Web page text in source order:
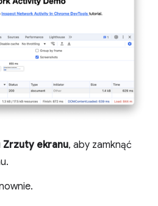
Zrzuty ekranu, aby zamknąć